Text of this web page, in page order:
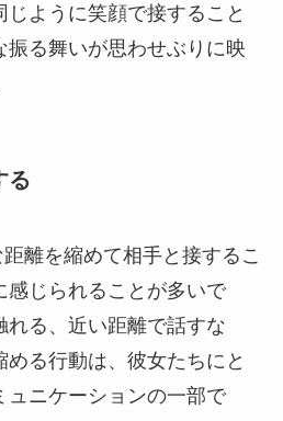
ように笑顔で接すること
振る舞いが思わせぶりに映
る
離を縮めて相手と接するこ
感じられることが多いで
れる、近い距離で話すな
める行動は、彼女たちにと
ュニケーションの一部で